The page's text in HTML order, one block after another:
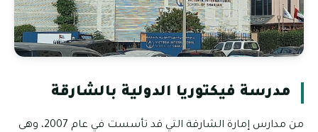
مدرسة فيكتوريا الدولية بالشارقة
من مدارس إمارة الشارقة التي قد تأسست في عام 2007، وهى